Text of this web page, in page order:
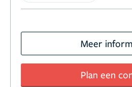
Meer
Plan een